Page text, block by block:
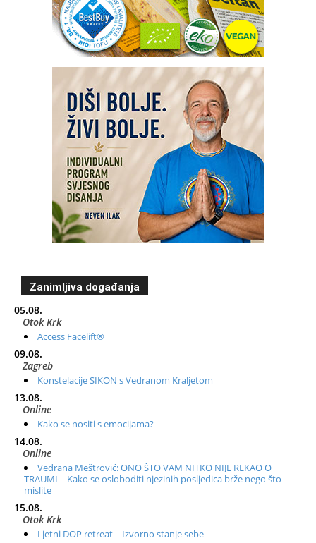
Zanimljiva događanja
05.08.
Otok Krk
Access Facelift®
09.08.
Zagreb
Konstelacije SIKON s Vedranom Kraljetom
13.08.
Online
Kako se nositi s emocijama?
14.08.
Online
Vedrana Meštrović: ONO ŠTO VAM NITKO NIJE REKAO O
TRAUMI – Kako se osloboditi njezinih posljedica brže nego što
mislite
15.08.
Otok Krk
Ljetni DOP retreat – Izvorno stanje sebe